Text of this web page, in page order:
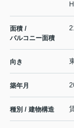
面積 /
バルコニー面積
向き
築年月
種別 / 建物構造